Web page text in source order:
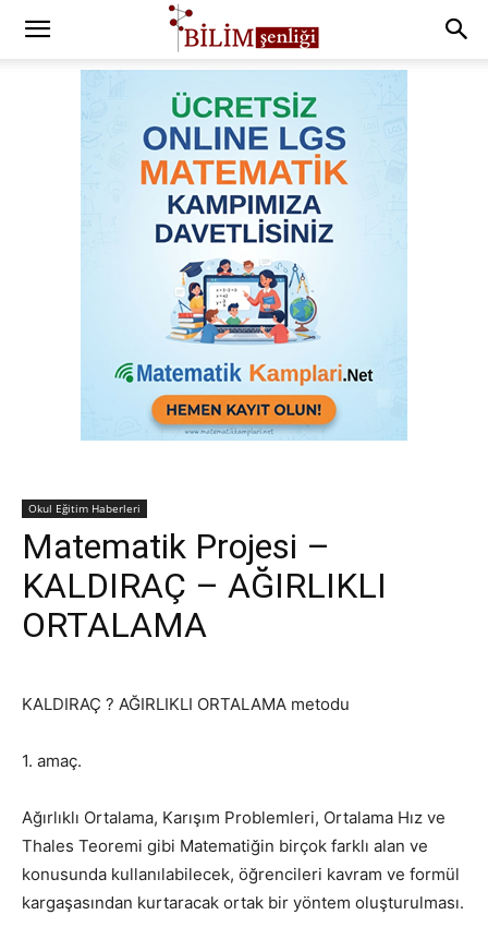
Okul Eğitim Haberleri
Matematik Projesi –
KALDIRAÇ – AĞIRLIKLI
ORTALAMA
KALDIRAÇ ? AĞIRLIKLI ORTALAMA metodu
1. amaç.
Ağırlıklı Ortalama, Karışım Problemleri, Ortalama Hız ve
Thales Teoremi gibi Matematiğin birçok farklı alan ve
konusunda kullanılabilecek, öğrencileri kavram ve formül
kargaşasından kurtaracak ortak bir yöntem oluşturulması.